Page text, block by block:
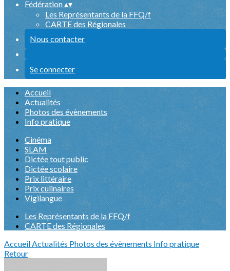
Fédération▴▾
Les Représentants de la FFQ/f
CARTE des Régionales
Nous contacter
Se connecter
Accueil
Actualités
Photos des évènements
Info pratique
Cinéma
SLAM
Dictée tout public
Dictée scolaire
Prix littéraire
Prix culinaires
Vigilangue
Les Représentants de la FFQ/f
CARTE des Régionales
AccueilActualités Photos des évènements Info pratique
Retour